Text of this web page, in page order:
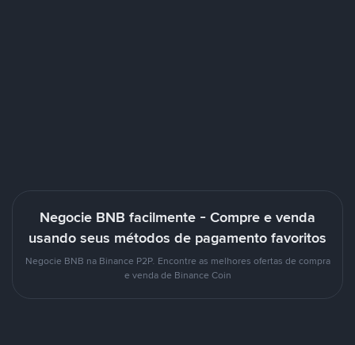
Negocie BNB facilmente - Compre e venda
usando seus métodos de pagamento favoritos
Negocie BNB na Binance P2P. Encontre as melhores ofertas de compra
e venda de Binance Coin